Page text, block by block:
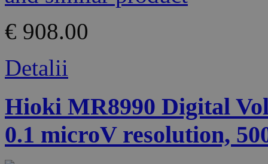
€ 908.00
Detalii
Hioki MR8990 Digital
0.1 microV resolution,